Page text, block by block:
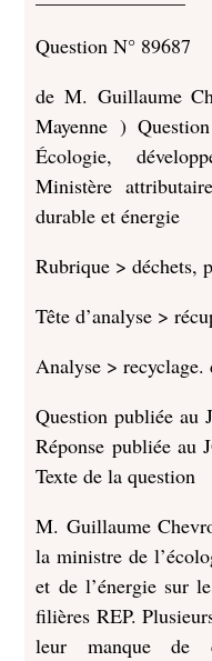
Question N° 89687
de M. Guillaume
Mayenne )
Écologie,
Ministère
durable et énergie
Rubrique >déchets,
Tête d’analyse >
Analyse >recyclage.
Question publiée au
Réponse publiée au
Texte de la question
M. Guillaume
la ministre de
et de l’énergie sur
filières REP.
leur manque de